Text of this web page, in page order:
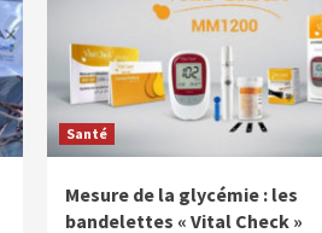
Santé
Mesure de la glycémie : les
bandelettes « Vital Check »